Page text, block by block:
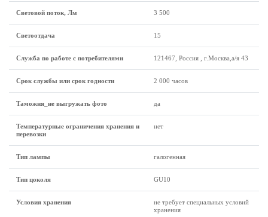
Световой поток, Лм 3 500
Светоотдача 15
Служба по работе с потребителями 121467, Россия , г.Москва,а/я 43
Срок службы или срок годности 2 000 часов
Таможня_не выгружать фото да
Температурные ограничения хранения и
перевозки
нет
Тип лампы галогенная
Тип цоколя GU10
Условия хранения
не требует специальных условий
хранения